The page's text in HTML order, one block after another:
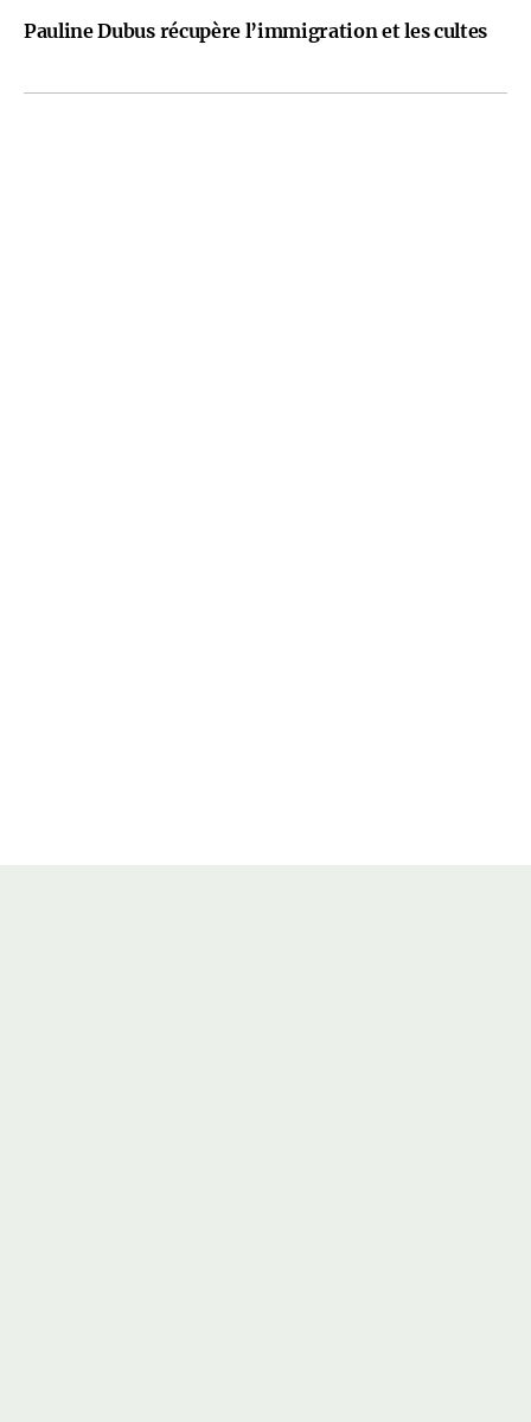
Pauline Dubus récupère l’immigration et les cultes